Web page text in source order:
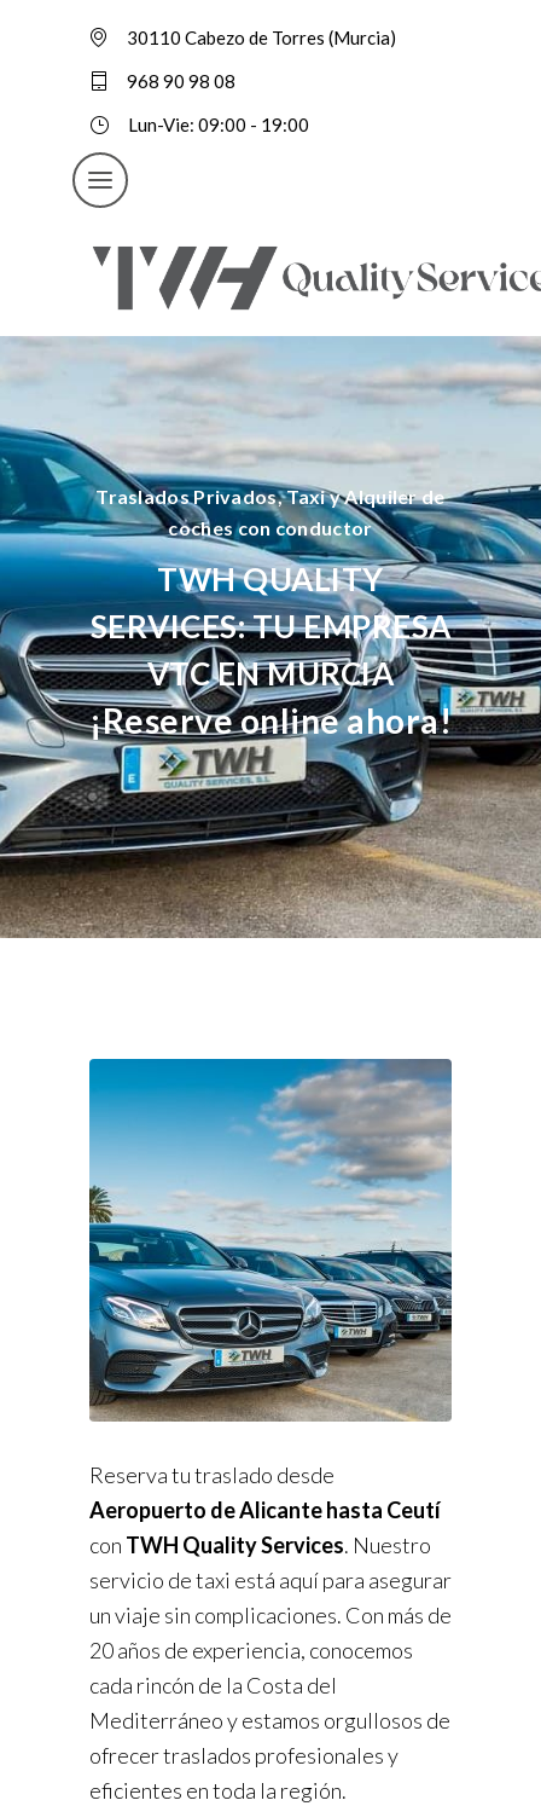
30110 Cabezo de Torres (Murcia)
968 90 98 08
Lun-Vie: 09:00 - 19:00
Traslados Privados, Taxi y Alquiler de
coches con conductor
TWH QUALITY
SERVICES: TU EMPRESA
VTC EN MURCIA
¡Reserve online ahora!
Reserva tu traslado desde
Aeropuerto de Alicante hasta Ceutí
con TWH Quality Services. Nuestro
servicio de taxi está aquí para asegurar
un viaje sin complicaciones. Con más de
20 años de experiencia, conocemos
cada rincón de la Costa del
Mediterráneo y estamos orgullosos de
ofrecer traslados profesionales y
eficientes en toda la región.